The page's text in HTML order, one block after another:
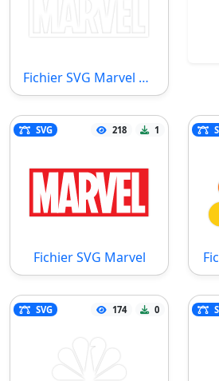
Fichier SVG Marvel White
SVG 218 1
Fichier SVG Marvel
SVG 174 0